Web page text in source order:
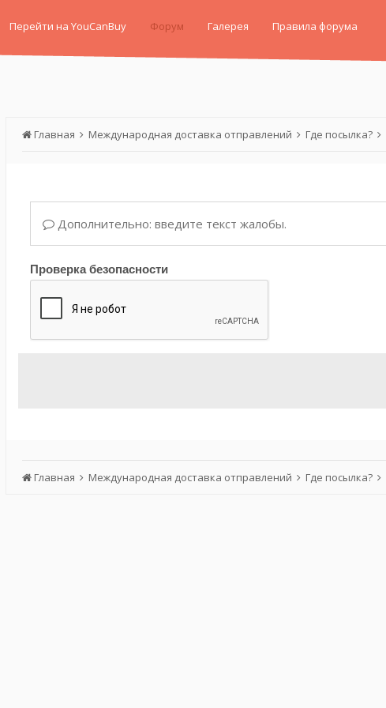
Перейти на YouCanBuy Форум Галерея Правила форума
Главная Международная доставка отправлений Где посылка?
Дополнительно: введите текст жалобы.
Проверка безопасности
Главная Международная доставка отправлений Где посылка?